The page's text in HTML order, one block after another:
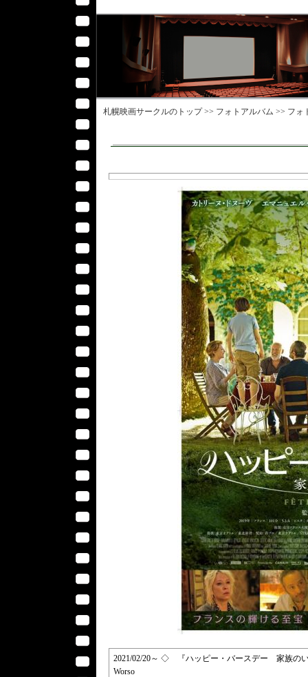
札幌映画サークルのトップ >> フォトアルバム >> フォ
2021/02/20～ ◇ 『ハッピー・バースデー 家族のい
Worso